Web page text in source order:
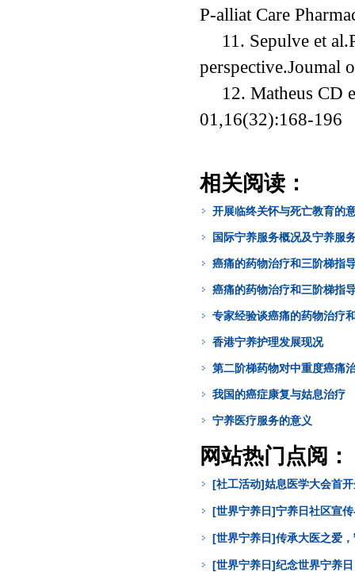
P-alliat Care
11. Sepulve et
perspective.Joumal
12. Matheus CD
01,16(32):168-196
相关阅读：
开展临终关怀与死亡教育的
国际宁养服务概况及宁养服
癌痛的药物治疗和三阶梯指
癌痛的药物治疗和三阶梯指
专家经验谈癌痛的药物治疗
香港宁养护理发展现况
第二阶梯药物对中重度癌痛
我国的癌症康复与姑息治疗
宁养医疗服务的意义
网站热门点阅：
[社工活动]姑息医学大会首
[世界宁养日]宁养日社区宣
[世界宁养日]传承大医之爱
[世界宁养日]纪念世界宁养